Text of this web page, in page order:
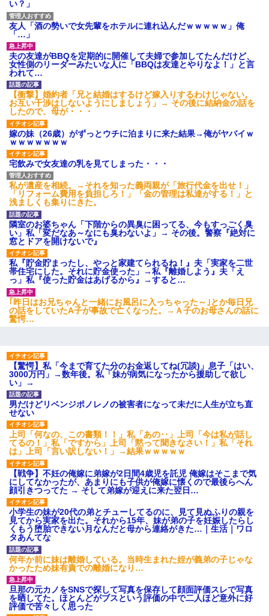
い？」
友人「酒の勢いで女先輩をホテルに連れ込んだｗｗｗｗｗ」俺
「…」
夫の友達がBBQを定期的に開催して夫婦で参加してたんだけど、
女性側のリーダーみたいな人に「BBQは友達とやりなよ！」と言
われて…
【衝撃】婚約者「兄と結婚はするけど嫁入りするわけじゃない。
お互い干渉はしないようにしましょう」→ その後に結納金の話を
したので、母が・・・
嫁の妹（26歳）がずっとウチに泊まりに来た結果→俺がヤバイｗ
ｗｗｗｗｗｗｗ
宅飲みで女友達の乳を見てしまった・・・
私が遺産を相続。→それを知った義両親が「旅行代金を出せ！」
「リフォーム費用を負担しろ！」「金の管理は私達がする！」と
浅ましくも集りにきた。
隣室のお婆ちゃん「下階からの異臭に困ってる、今もすっごく臭
い」私「変だなあ～なにも臭わないよ」→ その後。警察『絶対に
窓とドアを開けないで』
私『貯金貯まったし、やっと家建てられるね！』夫「実家を二世
帯住宅にした。それに貯金使った」→私『離婚しよう』夫「え
っ」私『使った貯金はあげるから』→すると…
｢昨日はお兄ちゃんと一緒にお風呂に入っちゃった～｣とか毎日兄
の話をしていたA子が事故で亡くなった。→Ａ子のお母さんの話に
驚愕…
【驚愕】私「今まで育てた分のお金返してね(冗談)」息子「はい、
3000万円」→数年後。私「妹が病気になったから援助して欲し
い」→
男だけどリベンジポノレノの被害者になって未だに人生が立ち直
せない
上司「何なの、この書類！！」私「あの‥」上司「今は私が話し
てるの！」私「ですから」上司「黙って聞きなさい！」私「それ
は」上司「言い訳しない！」→結果ｗｗｗｗｗ
【戦争】不妊の俺嫁に弟嫁が2日間4歳児を託児 俺嫁はそこまで気
にしてなかったが、あまりにも子供が俺嫁に懐くので最後らへん
顔引きつってた → そして弟嫁が迎えに来た翌日…
小学生の妹が20代の弟とチューしてるのに、見て見ぬふりの親を
見てから実家を出た。それから15年、妹が弟の子を妊娠したらし
くもう堕胎できない月なんだと母から連絡がきた…｜生活｜ワロ
タあんてな
何年か前に妹は離婚している。当時生まれた姪が義弟の子じゃな
かったため妹有責での離婚になり…
旦那の元カノをSNSで探して写真を保存して顔面評価スレで写真
を晒してた。ほとんどがブスという評価の中で二人ほど意外に好
評価で苦々しく思った